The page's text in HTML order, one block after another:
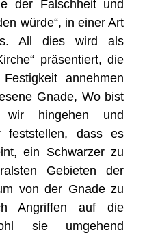
der Falschheit und
würde“, in einer Art
All dies wird als
präsentiert, die
annehmen
Gnade, Wo bist
hingehen und
feststellen, dass es
ein Schwarzer zu
Gebieten der
von der Gnade zu
Angriffen auf die
sie umgehend